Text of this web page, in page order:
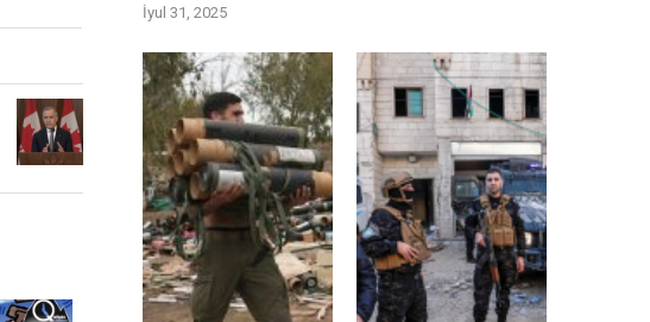
İyul 31, 2025